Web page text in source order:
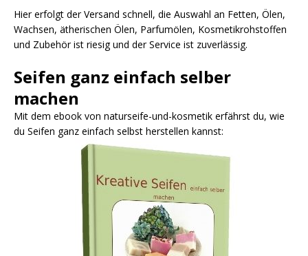
Hier erfolgt der Versand schnell, die Auswahl an Fetten, Ölen,
Wachsen, ätherischen Ölen, Parfumölen, Kosmetikrohstoffen
und Zubehör ist riesig und der Service ist zuverlässig.
Seifen ganz einfach selber
machen
Mit dem ebook von naturseife-und-kosmetik erfährst du, wie
du Seifen ganz einfach selbst herstellen kannst: